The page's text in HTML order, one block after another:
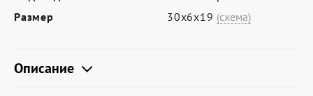
Размер
30х6х19 (схема)
Описание